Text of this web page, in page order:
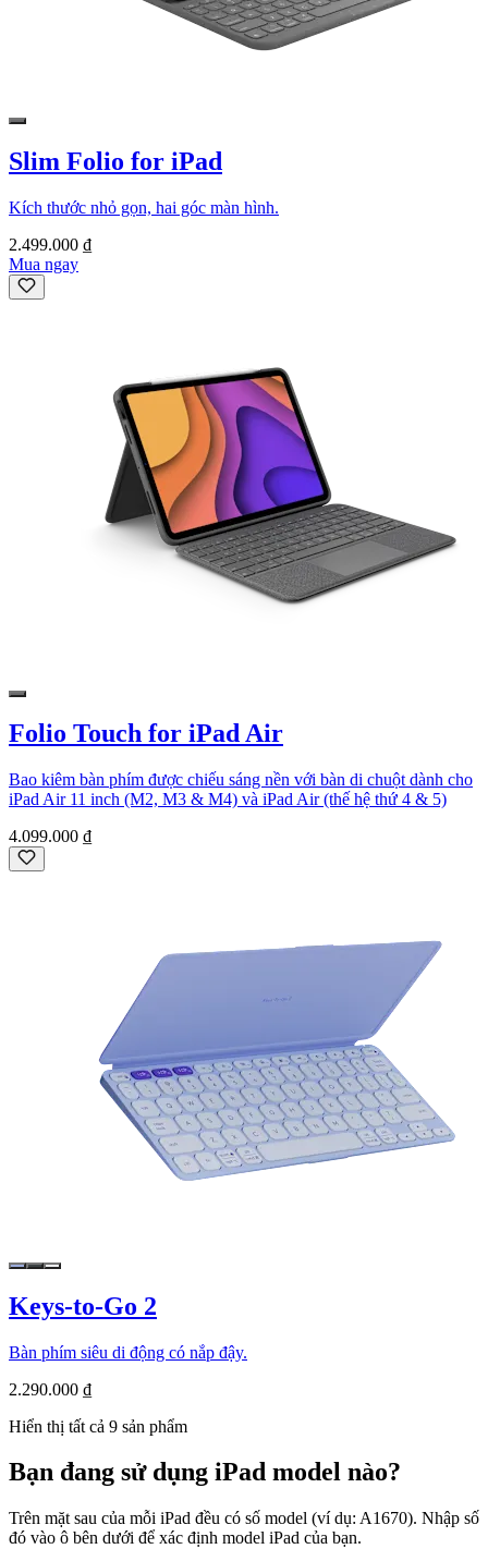
Slim Folio for iPad
Kích thước nhỏ gọn, hai góc màn hình.
2.499.000 ₫
Mua ngay
Folio Touch for iPad Air
Bao kiêm bàn phím được chiếu sáng nền với bàn di chuột dành cho
iPad Air 11 inch (M2, M3 & M4) và iPad Air (thế hệ thứ 4 & 5)
4.099.000 ₫
Keys-to-Go 2
Bàn phím siêu di động có nắp đậy.
2.290.000 ₫
Hiển thị tất cả 9 sản phẩm
Bạn đang sử dụng iPad model nào?
Trên mặt sau của mỗi iPad đều có số model (ví dụ: A1670). Nhập số
đó vào ô bên dưới để xác định model iPad của bạn.